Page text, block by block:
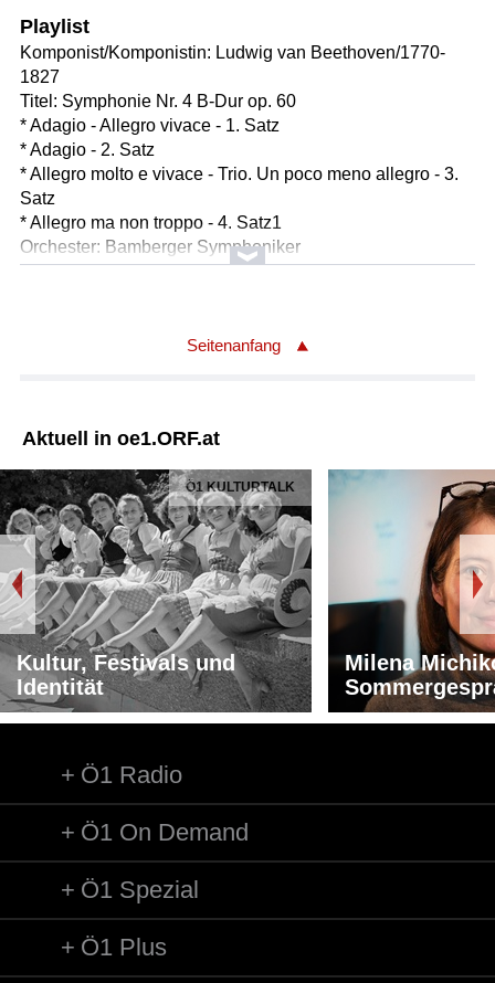
Playlist
Komponist/Komponistin: Ludwig van Beethoven/1770-
1827
Titel: Symphonie Nr. 4 B-Dur op. 60
* Adagio - Allegro vivace - 1. Satz
* Adagio - 2. Satz
* Allegro molto e vivace - Trio. Un poco meno allegro - 3.
Satz
* Allegro ma non troppo - 4. Satz1
Orchester: Bamberger Symphoniker
Leitung: Herbert Blomstedt
Seitenanfang
Aktuell in oe1.ORF.at
Ö1 KULTURTALK
Kultur, Festivals und
Identität
Milena
Ö1 Radio
Ö1 On Demand
Ö1 Spezial
Ö1 Plus